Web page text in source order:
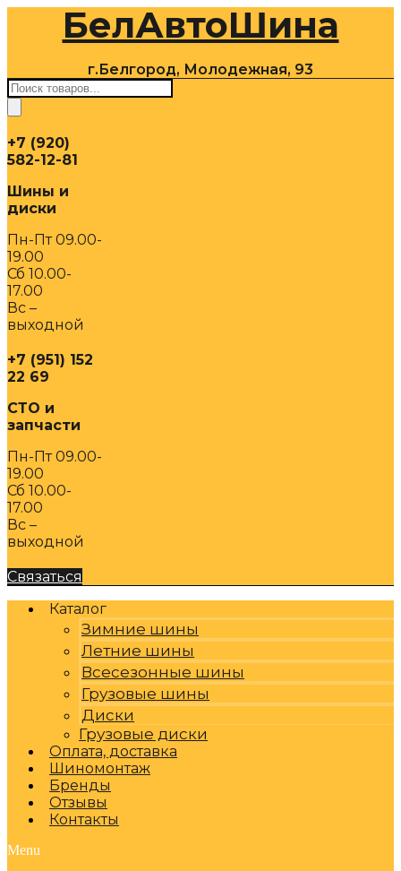
содержимомуБелАвтоШина
г.Белгород, Молодежная, 93
Поиск
товаров
+7 (920)
582-12-81
Шины и
диски
Пн-Пт 09.00-
19.00
Сб 10.00-
17.00
Вс –
выходной
+7 (951) 152
22 69
СТО и
запчасти
Пн-Пт 09.00-
19.00
Сб 10.00-
17.00
Вс –
выходной
Связаться
Каталог
Зимние шины
Летние шины
Всесезонные шины
Грузовые шины
Диски
Грузовые диски
Оплата, доставка
Шиномонтаж
Бренды
Отзывы
Контакты
Menu